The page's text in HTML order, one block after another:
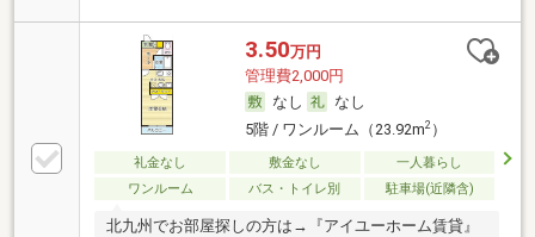
3.50万円
管理費2,000円
なし
なし
5階 / ワンルーム（23.92m2）
礼金なし 敷金なし
一人暮らし
ワンルーム
バス・トイレ別 駐車場(近隣含)
北九州でお部屋探しの方は→『アイユーホーム賃貸』